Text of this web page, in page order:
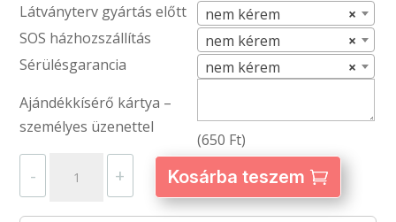
Látványterv gyártás előtt ×
nem kérem
SOS házhozszállítás
×
nem kérem
Sérülésgarancia
×
nem kérem
Ajándékkísérő kártya –
személyes üzenettel
(650 Ft)
-
felsőrésszel
fehér
+ Kosárba teszem